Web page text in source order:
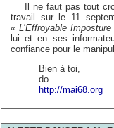
Il ne faut pas tout
travail sur le 11
« L’Effroyable Imposture
lui et en ses
confiance pour le
Bien à toi,
do
http://mai68.org